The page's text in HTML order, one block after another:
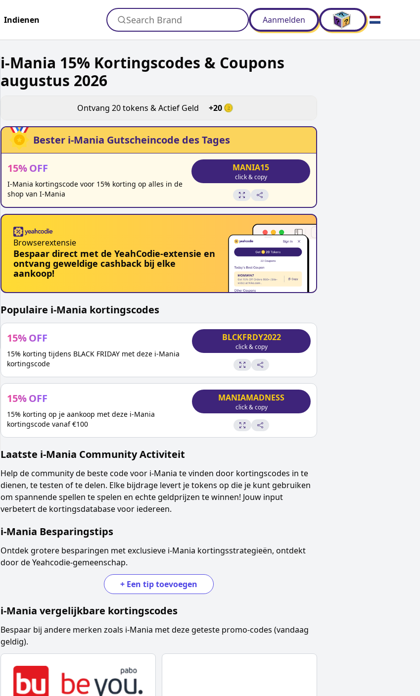
Indienen Search Brand Aanmelden
i-Mania 15% Kortingscodes & Coupons
augustus 2026
Ontvang 20 tokens & Actief Geld +20
Bester i-Mania Gutscheincode des Tages
15%OFF
I-Mania kortingscode voor 15% korting op alles in de
shop van I-Mania
MANIA15
click & copy
Browserextensie
Bespaar direct met de YeahCodie-extensie en
ontvang geweldige cashback bij elke
aankoop!
Populaire i-Mania kortingscodes
15%OFF
15% korting tijdens BLACK FRIDAY met deze i-Mania
kortingscode
BLCKFRDY2022
click & copy
15%OFF
15% korting op je aankoop met deze i-Mania
kortingscode vanaf €100
MANIAMADNESS
click & copy
Laatste i-Mania Community Activiteit
Help de community de beste code voor i-Mania te vinden door kortingscodes in te
dienen, te testen of te delen. Elke bijdrage levert je tokens op die je kunt gebruiken
om spannende spellen te spelen en echte geldprijzen te winnen! Jouw input
verbetert de kortingsdatabase voor iedereen.
i-Mania Besparingstips
Ontdek grotere besparingen met exclusieve i-Mania kortingsstrategieën, ontdekt
door de Yeahcodie-gemeenschap.
+ Een tip toevoegen
i-Mania vergelijkbare kortingscodes
Bespaar bij andere merken zoals i-Mania met deze geteste promo-codes (vandaag
geldig).